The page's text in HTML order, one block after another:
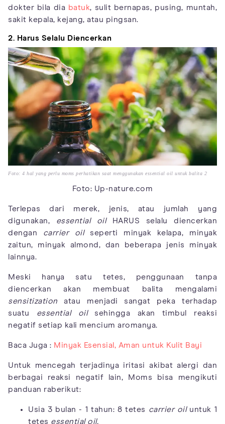
dokter bila dia batuk, sulit bernapas, pusing, muntah,
sakit kepala, kejang, atau pingsan.
2. Harus Selalu Diencerkan
Foto: 4 hal yang perlu moms perhatikan saat menggunakan essential oil untuk balita 2
Foto: Up-nature.com
Terlepas dari merek, jenis, atau jumlah yang
digunakan, essential oilHARUS selalu diencerkan
dengan carrier oil seperti minyak kelapa, minyak
zaitun, minyak almond, dan beberapa jenis minyak
lainnya.
Meski hanya satu tetes, penggunaan tanpa
diencerkan akan membuat balita mengalami
sensitization atau menjadi sangat peka terhadap
suatu essential oilsehingga akan timbul reaksi
negatif setiap kali mencium aromanya.
Baca Juga : Minyak Esensial, Aman untuk Kulit Bayi
Untuk mencegah terjadinya iritasi akibat alergi dan
berbagai reaksi negatif lain, Moms bisa mengikuti
panduan raberikut:
Usia 3 bulan - 1 tahun: 8 tetes carrier oiluntuk 1
tetes essential oil.